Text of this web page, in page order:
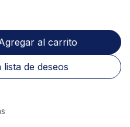
al carrito
de deseos